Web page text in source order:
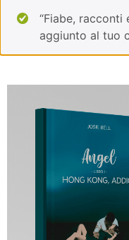
“Fiabe, racconti
aggiunto al tuo